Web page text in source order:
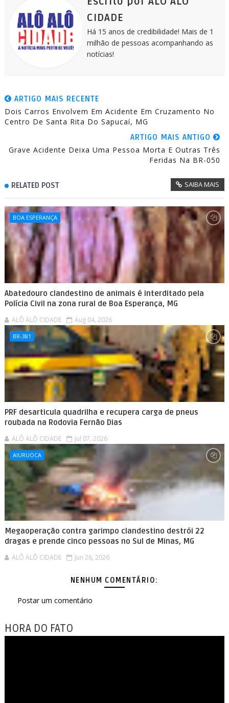
CIDADE
Há 15 anos de credibilidade! Mais de 1
milhão de pessoas acompanhando as
notícias!
ARTIGO MAIS RECENTE
Dois Carros Envolvem Em Acidente Em Cruzamento No
Centro De Santa Rita Do Sapucaí, MG
ARTIGO MAIS ANTIGO
Grave Acidente Deixa Uma Pessoa Morta E Outras Três
Feridas Na BR-050
RELATED POST SAIBA MAIS
BOA ESPERANÇA
Abatedouro clandestino de animais é interditado pela
Polícia Civil na zona rural de Boa Esperança, MG
ALÔ ALÔ CIDADE Aug 04, 2026
BR-381
PRF desarticula quadrilha e recupera carga de pneus
roubada na Rodovia Fernão Dias
ALÔ ALÔ CIDADE Jul 07, 2026
AIURUOCA
Megaoperação contra garimpo clandestino destrói 22
dragas e prende cinco pessoas no Sul de Minas, MG
ALÔ ALÔ CIDADE Jun 26, 2026
NENHUM COMENTÁRIO:
Postar um comentário
HORA DO FATO